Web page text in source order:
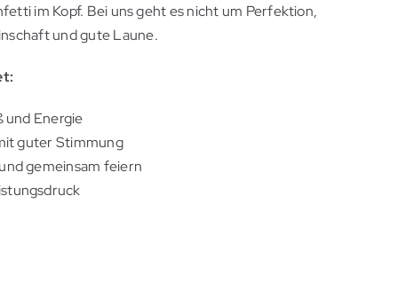
im Kopf. Bei uns geht es nicht um Perfektion,
und gute Laune.
und Energie
guter Stimmung
gemeinsam feiern